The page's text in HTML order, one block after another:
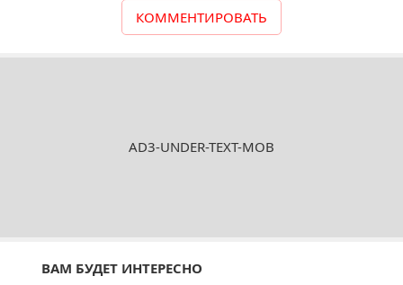
КОММЕНТИРОВАТЬ
AD3-UNDER-TEXT-MOB
ВАМ БУДЕТ ИНТЕРЕСНО